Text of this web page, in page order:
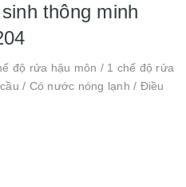
thông minh
độ rửa hậu môn / 1 chế độ rửa
/ Có nước nóng lạnh / Điều